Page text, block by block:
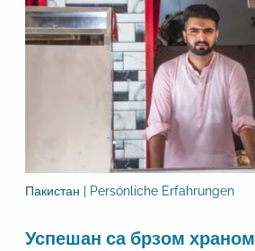
Пакистан | Persönliche Erfahrungen
Успешан са брзом храном